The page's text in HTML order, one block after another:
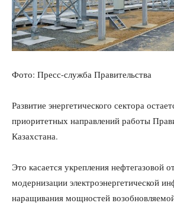
Фото: Пресс-служба Правительства
Развитие энергетического сектора
приоритетных направлений работы
Казахстана.
Это касается укрепления нефтегазовой
модернизации электроэнергетической
наращивания мощностей